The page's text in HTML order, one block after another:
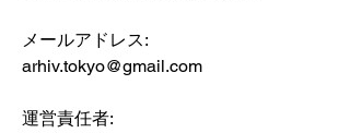
​メールアドレス:
arhiv.tokyo@gmail.com
​運営責任者: